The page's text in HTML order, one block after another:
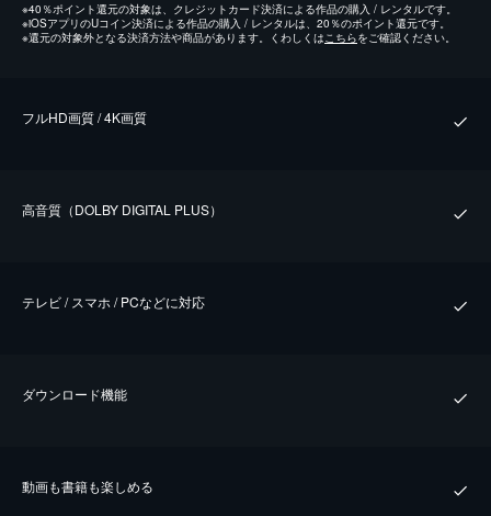
※40％ポイント還元の対象は、クレジットカード決済による作品の購入 / レンタルです。
※iOSアプリのUコイン決済による作品の購入 / レンタルは、20％のポイント還元です。
※還元の対象外となる決済方法や商品があります。くわしくはこちらをご確認ください。
フルHD画質 / 4K画質
⾼⾳質（DOLBY DIGITAL PLUS）
テレビ / スマホ / PCなどに対応
ダウンロード機能
動画も書籍も楽しめる